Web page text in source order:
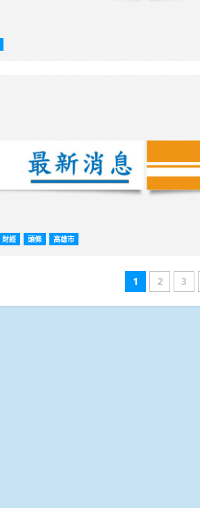
財經 頭條 高雄市
文
章
1 2 3